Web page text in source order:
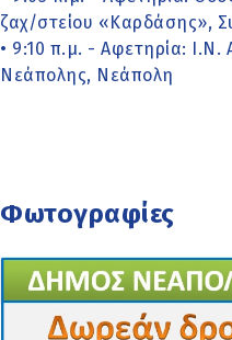
ζαχ/στείου «Καρδάσης»,
• 9:10 π.μ. - Αφετηρία: Ι.Ν.
Νεάπολης, Νεάπολη
Φωτογραφίες